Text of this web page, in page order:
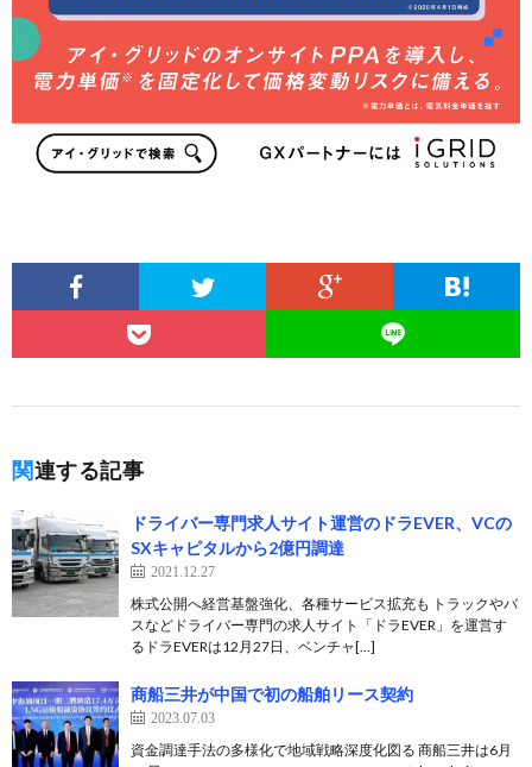
関連する記事
ドライバー専門求人サイト運営のドラEVER、VCの
SXキャピタルから2億円調達
2021.12.27
株式公開へ経営基盤強化、各種サービス拡充も トラックやバ
スなどドライバー専門の求人サイト「ドラEVER」を運営す
るドラEVERは12月27日、ベンチャ[…]
商船三井が中国で初の船舶リース契約
2023.07.03
資金調達手法の多様化で地域戦略深度化図る 商船三井は6月